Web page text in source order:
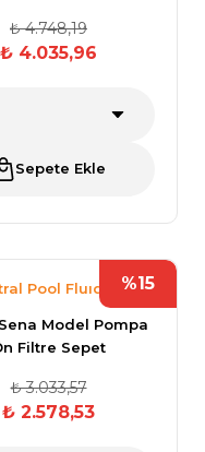
₺ 4.748,19
₺ 4.035,96
Sepete Ekle
%15
Pool Fluıdra
Model Pompa
Filtre Sepet
₺ 3.033,57
₺ 2.578,53